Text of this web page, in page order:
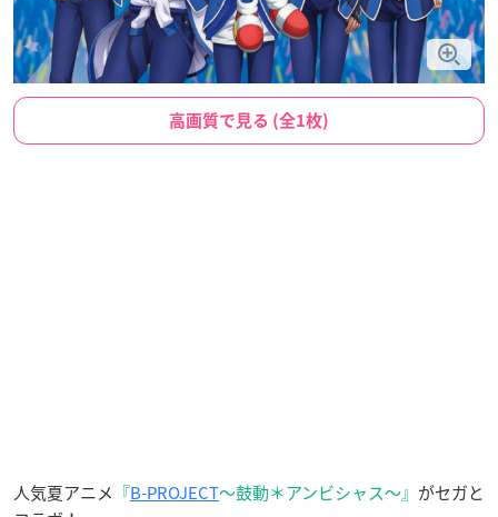
高画質で見る (全1枚)
人気夏アニメ 『B-PROJECT～鼓動＊アンビシャス～』 がセガと